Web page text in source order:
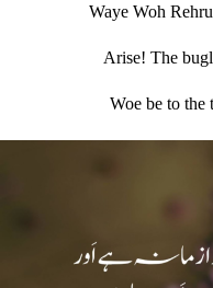
Waye Woh
Arise! The
Woe be to the